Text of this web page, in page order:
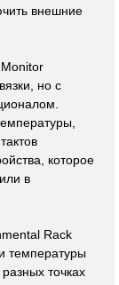
внешние
но с
которое
в
Rack
температуры
точках